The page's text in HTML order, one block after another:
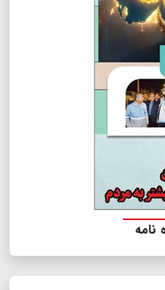
نامه